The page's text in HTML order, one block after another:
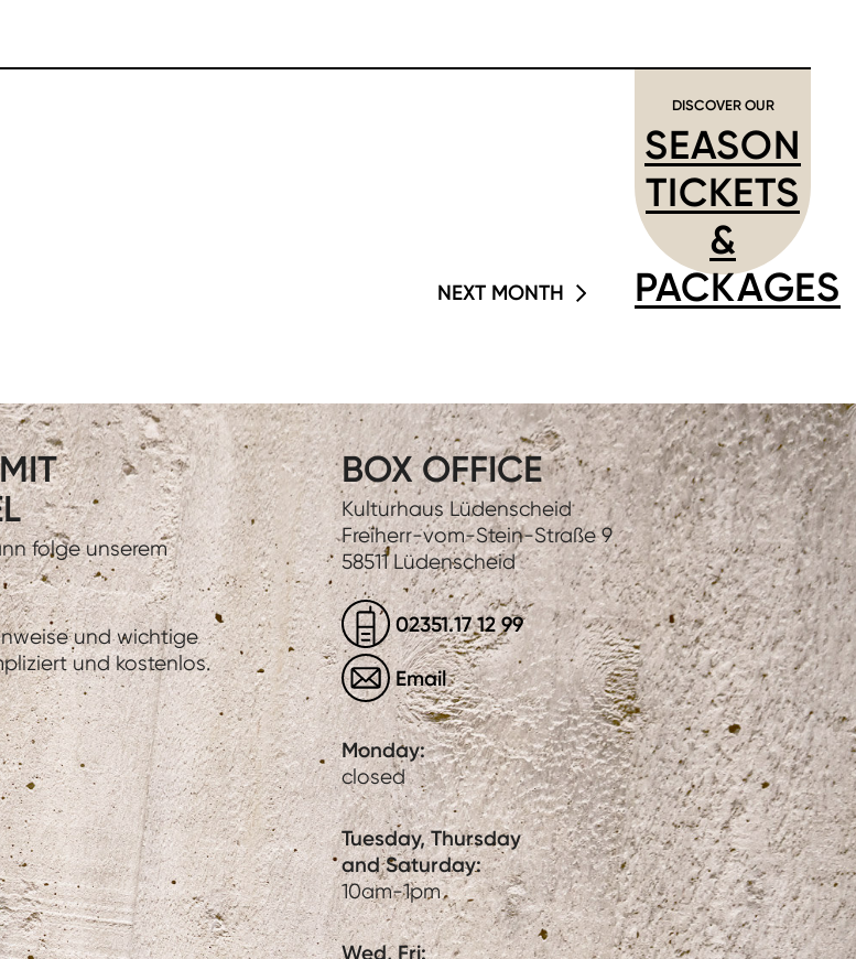
DISCOVER OUR
SEASON
TICKETS
&
PACKAGES
NEXT MONTH
folge unserem
und wichtige
und kostenlos.
BOX OFFICE
Kulturhaus Lüdenscheid
Freiherr-vom-Stein-Straße 9
58511 Lüdenscheid
02351.17 12 99
Email
Monday:
closed
Tuesday, Thursday
and Saturday:
10am-1pm
Wed, Fri: